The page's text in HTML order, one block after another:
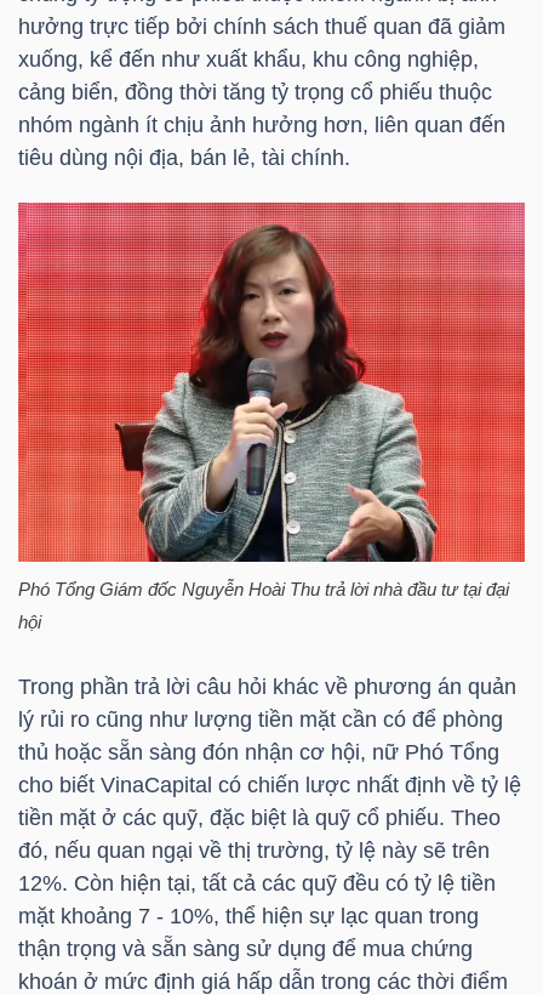
hưởng trực tiếp bởi chính sách thuế quan đã giảm
xuống, kể đến như xuất khẩu, khu công nghiệp,
cảng biển, đồng thời tăng tỷ trọng cổ phiếu thuộc
nhóm ngành ít chịu ảnh hưởng hơn, liên quan đến
tiêu dùng nội địa, bán lẻ, tài chính.
Phó Tổng Giám đốc Nguyễn Hoài Thu trả lời nhà đầu tư tại đại
hội
Trong phần trả lời câu hỏi khác về phương án quản
lý rủi ro cũng như lượng tiền mặt cần có để phòng
thủ hoặc sẵn sàng đón nhận cơ hội, nữ Phó Tổng
cho biết VinaCapital có chiến lược nhất định về tỷ lệ
tiền mặt ở các quỹ, đặc biệt là quỹ cổ phiếu. Theo
đó, nếu quan ngại về thị trường, tỷ lệ này sẽ trên
12%. Còn hiện tại, tất cả các quỹ đều có tỷ lệ tiền
mặt khoảng 7 - 10%, thể hiện sự lạc quan trong
thận trọng và sẵn sàng sử dụng để mua chứng
khoán ở mức định giá hấp dẫn trong các thời điểm
YẾU
TIÊU
THIẾT
YẾU
CHĂM
SÓC
SỨC
KHỎE
CHÍNH
CÔNG
NGHỆ
THÔNG
TIN